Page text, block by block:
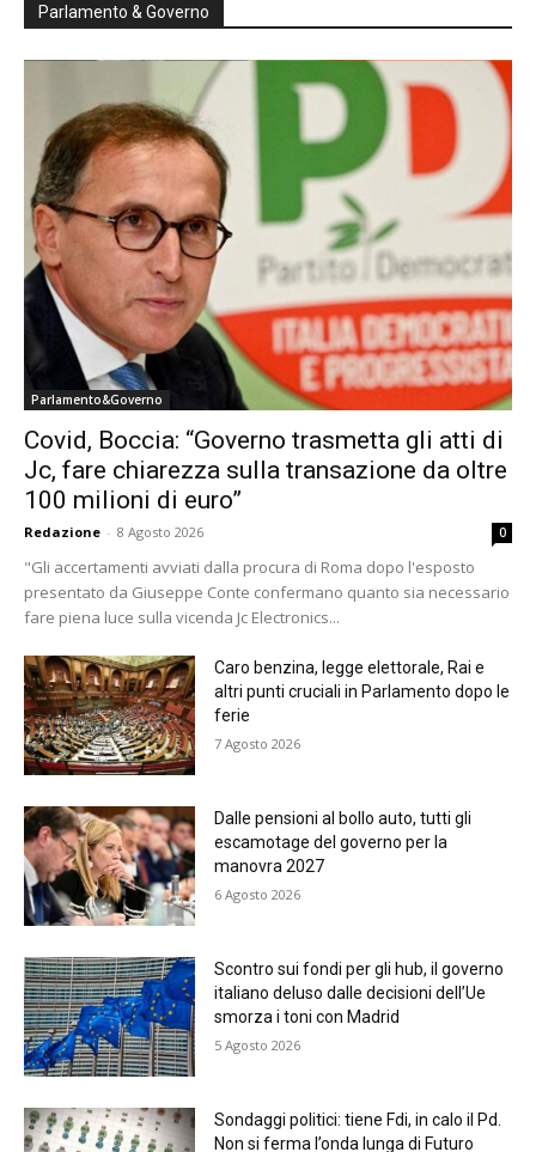
Parlamento & Governo
Parlamento&Governo
Covid, Boccia: “Governo trasmetta gli atti di
Jc, fare chiarezza sulla transazione da oltre
100 milioni di euro”
Redazione - 8 Agosto 2026 0
"Gli accertamenti avviati dalla procura di Roma dopo l'esposto
presentato da Giuseppe Conte confermano quanto sia necessario
fare piena luce sulla vicenda Jc Electronics...
Caro benzina, legge elettorale, Rai e
altri punti cruciali in Parlamento dopo le
ferie
7 Agosto 2026
Dalle pensioni al bollo auto, tutti gli
escamotage del governo per la
manovra 2027
6 Agosto 2026
Scontro sui fondi per gli hub, il governo
italiano deluso dalle decisioni dell’Ue
smorza i toni con Madrid
5 Agosto 2026
Sondaggi politici: tiene Fdi, in calo il Pd.
Non si ferma l’onda lunga di Futuro